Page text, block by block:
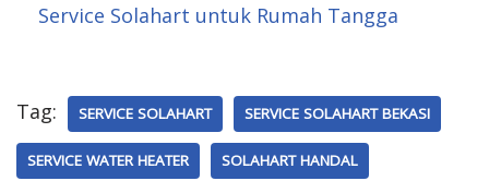
Service Solahart untuk Rumah Tangga
Tag: SERVICE SOLAHART SERVICE SOLAHART BEKASI
SERVICE WATER HEATER SOLAHART HANDAL